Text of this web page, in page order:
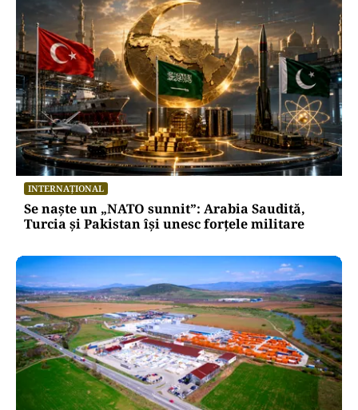
INTERNAȚIONAL
Se naște un „NATO sunnit”: Arabia Saudită,
Turcia și Pakistan își unesc forțele militare